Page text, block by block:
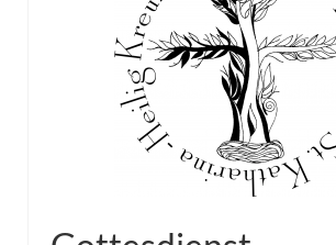
Maltische für Kinder
Pfadfinder